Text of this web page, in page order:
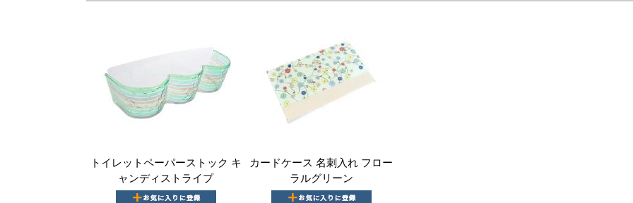
トイレットペーパーストック キ
ャンディストライプ
カードケース 名刺入れ フロー
ラルグリーン